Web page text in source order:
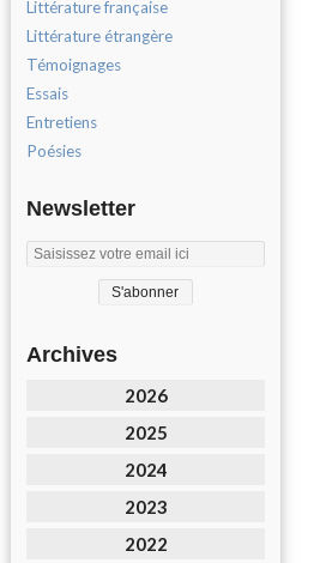
Littérature française
Littérature étrangère
Témoignages
Essais
Entretiens
Poésies
Newsletter
Archives
2026
2025
2024
2023
2022